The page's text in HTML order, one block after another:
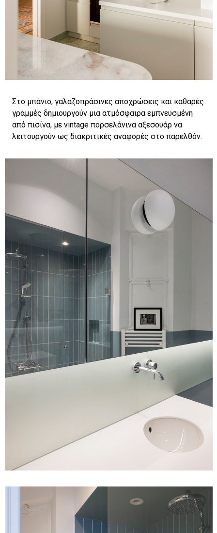
Στο μπάνιο, γαλαζοπράσινες αποχρώσεις και καθαρές
γραμμές δημιουργούν μια ατμόσφαιρα εμπνευσμένη
από πισίνα, με vintage πορσελάνινα αξεσουάρ να
λειτουργούν ως διακριτικές αναφορές στο παρελθόν.